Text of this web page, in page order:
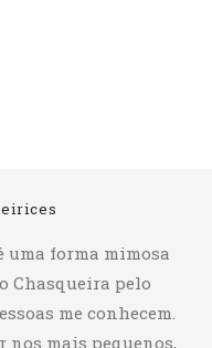
uma forma mimosa
Chasqueira pelo
me conhecem.
nos mais pequenos,